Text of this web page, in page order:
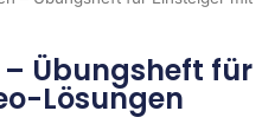
Übungsheft für
Lösungen